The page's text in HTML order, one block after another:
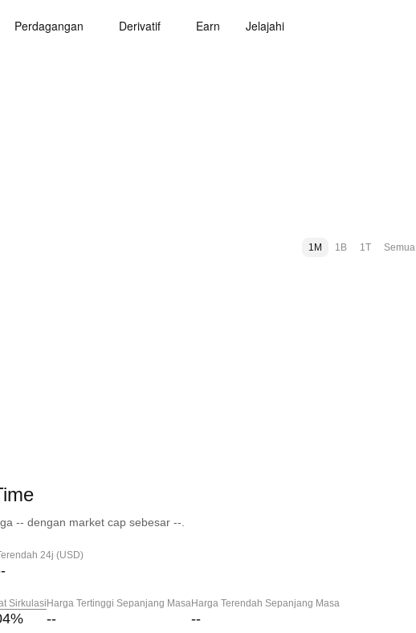
Perdagangan Derivatif Earn Jelajahi
1M 1B 1T Semua
-- dengan market cap sebesar --.
24j (USD)
Sirkulasi
%
Harga Tertinggi Sepanjang Masa
--
Harga Terendah Sepanjang Masa
--